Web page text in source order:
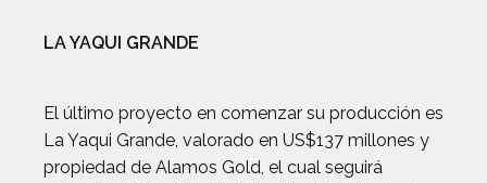
LA YAQUI GRANDE
El último proyecto en comenzar su producción es
La Yaqui Grande, valorado en US$137 millones y
propiedad de Alamos Gold, el cual seguirá